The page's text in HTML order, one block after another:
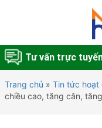
Tư vấn trực
Trang chủ » Tin tức hoạt
chiều cao, tăng cân,